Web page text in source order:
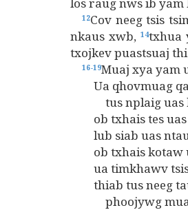
12Cov neeg tsis
nkaus xwb, 14txhua
txojkev puastsuaj
16-19Muaj xya yam
Ua qhovmuag
tus nplaig uas
ob txhais tes uas
lub siab uas
ob txhais kotaw
ua timkhawv tsis
thiab tus neeg
phoojywg muaj